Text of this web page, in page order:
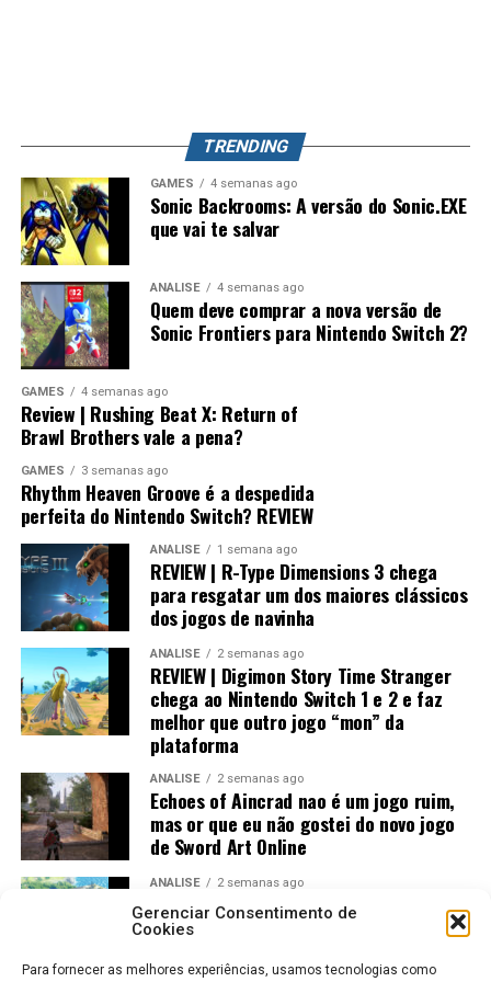
Gerenciar Consentimento de
Cookies
Para fornecer as melhores experiências, usamos tecnologias como
mundo. Splatoon Raiders pode até parecer um spin-off,
mas também pode representar o primeiro passo para a
maior evolução que a série já teve.
TRENDING
GAMES 4 semanas ago
Sonic Backrooms: A versão do Sonic.EXE
que vai te salvar
ANÁLISE 4 semanas ago
Quem deve comprar a nova versão de
Sonic Frontiers para Nintendo Switch 2?
GAMES 4 semanas ago
Review | Rushing Beat X: Return of
Brawl Brothers vale a pena?
GAMES 3 semanas ago
Rhythm Heaven Groove é a despedida
perfeita do Nintendo Switch? REVIEW
ANÁLISE 1 semana ago
REVIEW | R-Type Dimensions 3 chega
para resgatar um dos maiores clássicos
dos jogos de navinha
ANÁLISE 2 semanas ago
REVIEW | Digimon Story Time Stranger
chega ao Nintendo Switch 1 e 2 e faz
melhor que outro jogo “mon” da
plataforma
ANÁLISE 2 semanas ago
Echoes of Aincrad nao é um jogo ruim,
mas or que eu não gostei do novo jogo
de Sword Art Online
ANÁLISE 2 semanas ago
Jogos Amados e Odiados do Sonic: Os
Maiores Acertos e Erros da SEGA